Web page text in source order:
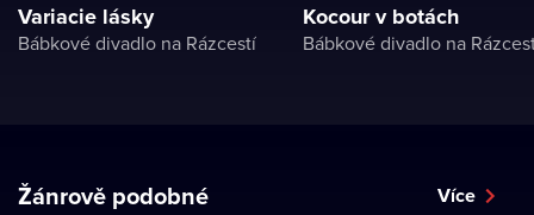
Variacie lásky
Bábkové divadlo na Rázcestí
Kocour v botách
Bábkové divadlo na
Žánrově podobné Více